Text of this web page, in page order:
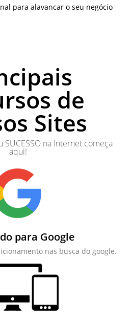
para alavancar o seu negócio
de
Sites
SUCESSO na Internet começa
aqui!
para Google
nas busca do google.